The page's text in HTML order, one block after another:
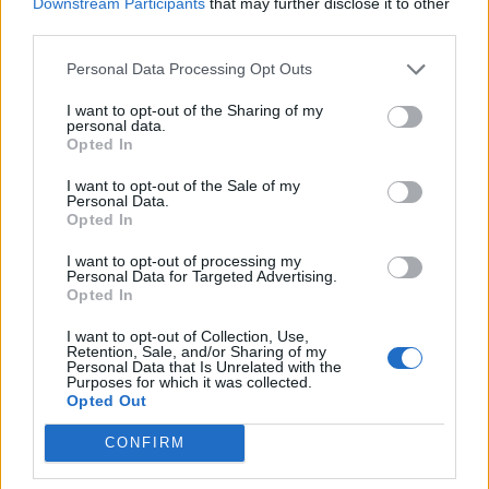
Personal Data Processing Opt Outs
I want to opt-out of the Sharing of my
personal data.
Opted In
I want to opt-out of the Sale of my
Personal Data.
Opted In
I want to opt-out of processing my
Personal Data for Targeted Advertising.
Opted In
I want to opt-out of Collection, Use,
Retention, Sale, and/or Sharing of my
Personal Data that Is Unrelated with the
Purposes for which it was collected.
Opted Out
CONFIRM
LA CASA DEL
PANE SNC DI
LORIS & C.
0-1 milioni Fossombrone
EIKON DI
FILIPPETTI
S.N.C.
1 2 5
Visualizza tutti i comuni della
provincia di Pesaro e Urbino
Acqualagna (95)